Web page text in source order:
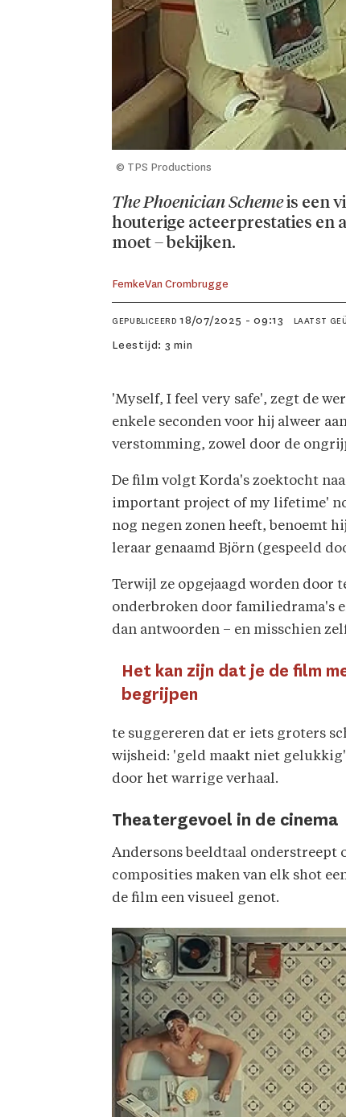
© TPS Productions
The Phoenician Schemeis een
houterige acteer­prestaties en
moet – bekijken.
FemkeVan Crombrugge
GEPUBLICEERD 18/07/2025 - 09:13 LAATST
Leestijd: 3 min
'Myself, I feel very safe', zegt de
enkele seconden voor hij alweer
verstomming, zowel door de
De film volgt Korda's zoektocht
important project of my lifetime'
nog negen zonen heeft, benoemt
leraar genaamd Björn (gespeeld
Terwijl ze opgejaagd worden door
onderbroken door familiedrama's
dan antwoorden – en misschien
Het kan zijn dat je de film
begrijpen
te suggereren dat er iets groters
wijsheid: 'geld maakt niet
door het warrige verhaal.
Theatergevoel in de cinema
Andersons beeldtaal onderstreept
composities maken van elk shot
de film een visueel genot.